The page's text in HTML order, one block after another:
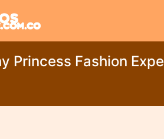
Princess Fashion